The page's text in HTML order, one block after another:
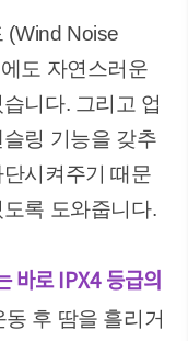
(Wind Noise
도 자연스러운
니다. 그리고 업
링 기능을 갖추
시켜주기 때문
록 도와줍니다.
바로 IPX4 등급의
후 땀을 흘리거